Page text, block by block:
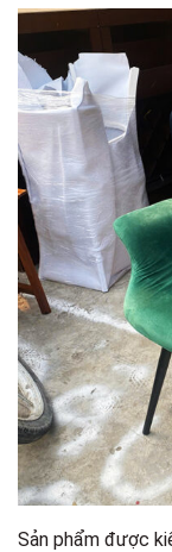
Sản phẩm được